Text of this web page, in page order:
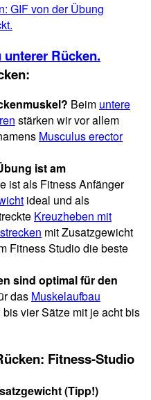
Beim untere
stärken wir vor allem
Musculus erector
ist am
ist als Fitness Anfänger
ideal und als
Kreuzheben mit
mit Zusatzgewicht
Fitness Studio die beste
sind optimal für den
das Muskelaufbau
vier Sätze mit je acht bis
Fitness-Studio
(Tipp!)